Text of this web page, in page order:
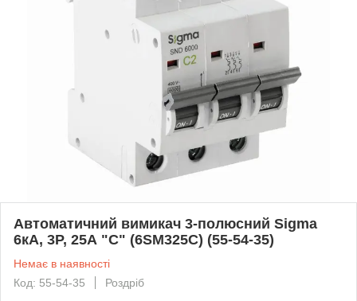
Автоматичний вимикач 3-полюсний Sigma
6кА, 3P, 25А "С" (6SM325C) (55-54-35)
Немає в наявності
Код: 55-54-35
Роздріб